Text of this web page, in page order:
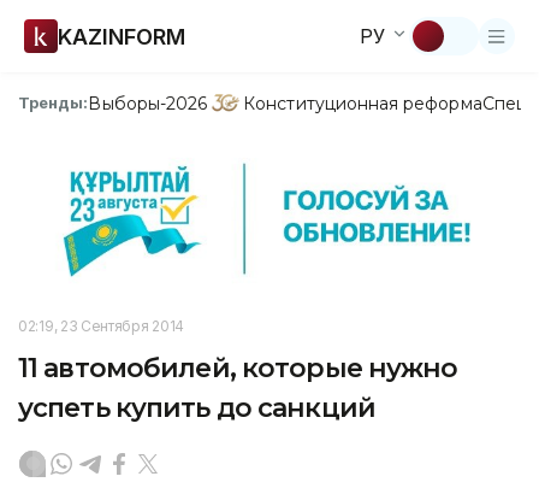
KAZINFORM РУ
Тренды:Выборы-2026 Конституционная реформа
02:19, 23 Сентября 2014
11 автомобилей, которые нужно
успеть купить до санкций